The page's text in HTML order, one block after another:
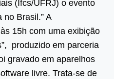
(Ifcs/UFRJ) o evento
no Brasil.” A
15h com uma exibição
produzido em parceria
gravado em aparelhos
livre. Trata-se de